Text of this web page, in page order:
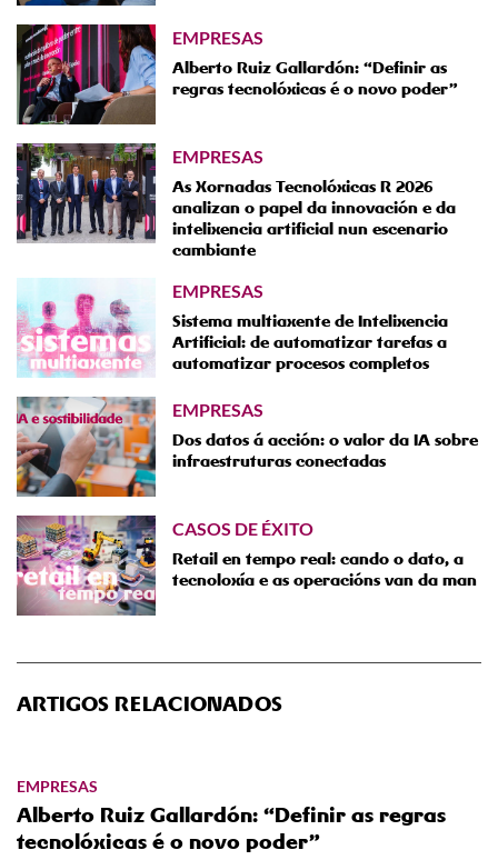
EMPRESAS
Alberto Ruiz Gallardón: “Definir as
regras tecnolóxicas é o novo poder”
EMPRESAS
As Xornadas Tecnolóxicas R 2026
analizan o papel da innovación e da
intelixencia artificial nun escenario
cambiante
EMPRESAS
Sistema multiaxente de Intelixencia
Artificial: de automatizar tarefas a
automatizar procesos completos
EMPRESAS
Dos datos á acción: o valor da IA sobre
infraestruturas conectadas
CASOS DE ÉXITO
Retail en tempo real: cando o dato, a
tecnoloxía e as operacións van da man
ARTIGOS RELACIONADOS
EMPRESAS
Alberto Ruiz Gallardón: “Definir as regras
tecnolóxicas é o novo poder”